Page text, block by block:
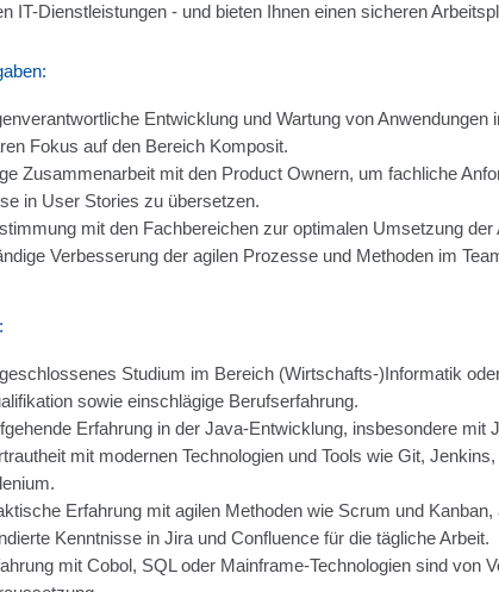
IT-Dienstleistungen - und bieten Ihnen einen sicheren
Entwicklung und Wartung von Anwendungen
Fokus auf den Bereich Komposit.
Zusammenarbeit mit den Product Ownern, um fachliche
in User Stories zu übersetzen.
mit den Fachbereichen zur optimalen Umsetzung der
Verbesserung der agilen Prozesse und Methoden im
Studium im Bereich (Wirtschafts-)Informatik
sowie einschlägige Berufserfahrung.
Erfahrung in der Java-Entwicklung, insbesondere mit
mit modernen Technologien und Tools wie Git,
Erfahrung mit agilen Methoden wie Scrum und
Kenntnisse in Jira und Confluence für die tägliche Arbeit.
mit Cobol, SQL oder Mainframe-Technologien sind von